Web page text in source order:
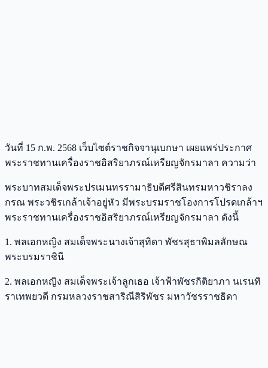
วันที่ 15 ก.พ. 2568 เว็บไซต์ราชกิจจานุเบกษา เผยแพร่ประกาศ
พระราชทานเครื่องราชอิสริยาภรณ์เหรียญจักรมาลา ความว่า
พระบาทสมเด็จพระปรเมนทรรามาธิบดีศรีสินทรมหาวชิราลง
กรณ พระวชิรเกล้าเจ้าอยู่หัว มีพระบรมราชโองการโปรดเกล้าฯ
พระราชทานเครื่องราชอิสริยาภรณ์เหรียญจักรมาลา ดังนี้
1. พลเอกหญิง สมเด็จพระนางเจ้าสุทิดา พัชรสุธาพิมลลักษณ
พระบรมราชินี
2. พลเอกหญิง สมเด็จพระเจ้าลูกเธอ เจ้าฟ้าพัชรกิติยาภา นเรนทิ
ราเทพยวดี กรมหลวงราชสาริณีสิริพัชร มหาวัชรราชธิดา